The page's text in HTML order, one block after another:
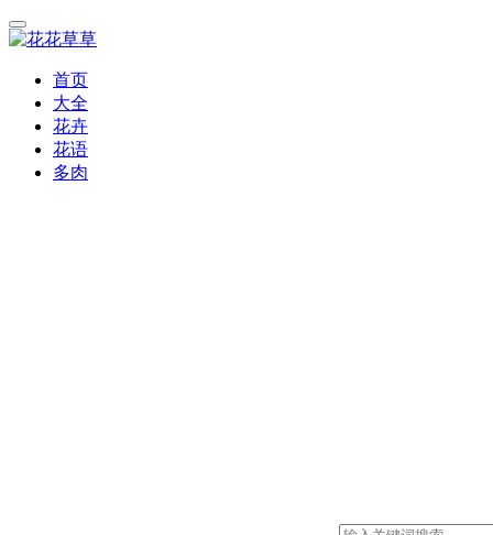
首页
大全
花卉
花语
多肉